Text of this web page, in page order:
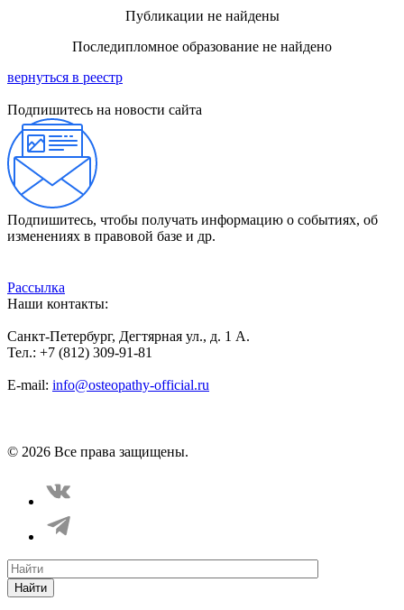
Публикации не найдены
Последипломное образование не найдено
вернуться в реестр
Подпишитесь на новости сайта
Подпишитесь, чтобы получать информацию о событиях, об
изменениях в правовой базе и др.
Рассылка
Наши контакты:
Санкт-Петербург, Дегтярная ул., д. 1 А.
Тел.: +7 (812) 309-91-81
E-mail: info@osteopathy-official.ru
© 2026 Все права защищены.
Найти